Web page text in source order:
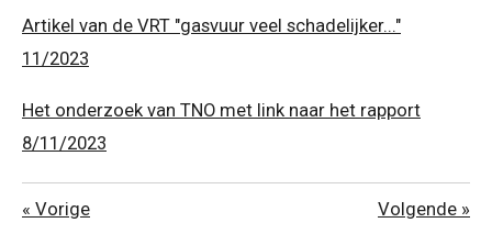
Artikel van de VRT "gasvuur veel schadelijker..."
11/2023
Het onderzoek van TNO met link naar het rapport
8/11/2023
« Vorige Volgende »